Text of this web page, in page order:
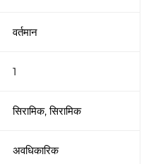
वर्तमान
1
सिरामिक, सिरामिक
अवधिकारिक